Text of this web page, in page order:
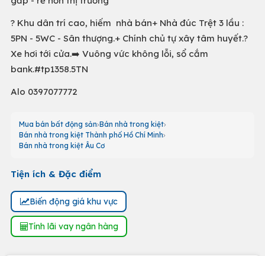
? Khu dân trí cao, hiếm nhà bán+ Nhà đúc Trệt 3 lầu :
5PN - 5WC - Sân thượng.+ Chính chủ tự xây tâm huyết.?
Xe hơi tới cửa.➡️ Vuông vức không lỗi, sổ cắm
bank.#tp1358.5TN
Alo 0397077772
Mua bán bất động sản Bán nhà trong kiệt
Bán nhà trong kiệt Thành phố Hồ Chí Minh
Bán nhà trong kiệt Âu Cơ
Tiện ích & Đặc điểm
Biến động giá khu vực
Tính lãi vay ngân hàng